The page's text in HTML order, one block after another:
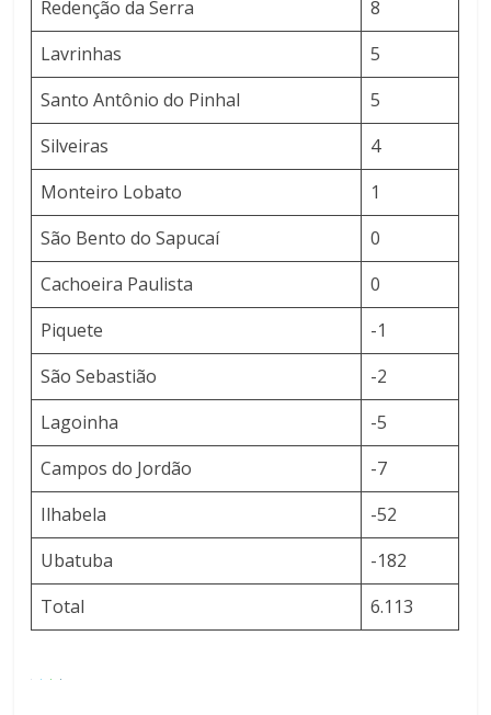
Redenção da Serra
8
Lavrinhas
5
Santo Antônio do Pinhal
5
Silveiras
4
Monteiro Lobato
1
São Bento do Sapucaí
0
Cachoeira Paulista
0
Piquete
-1
São Sebastião
-2
Lagoinha
-5
Campos do Jordão
-7
Ilhabela
-52
Ubatuba
-182
Total
6.113